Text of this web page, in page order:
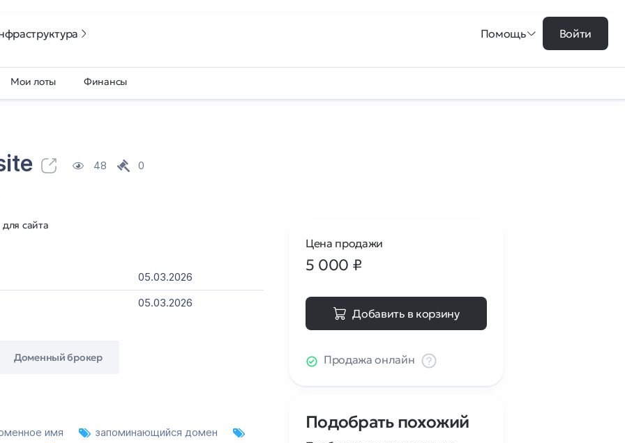
Помощь Войти
Мои лоты Финансы
48 0
сайта
05.03.2026
05.03.2026
Доменный брокер
имя
запоминающийся домен
Цена продажи
5 000 ₽
Добавить в корзину
Продажа онлайн
Подобрать похожий